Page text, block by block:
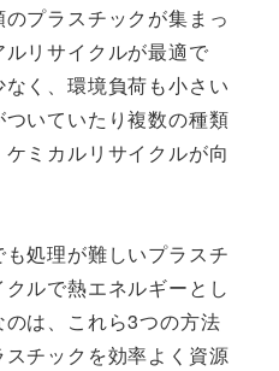
プラスチックが集まっ
リサイクルが最適で
く、環境負荷も小さい
いていたり複数の種類
ミカルリサイクルが向
処理が難しいプラスチ
ルで熱エネルギーとし
は、これら3つの方法
チックを効率よく資源